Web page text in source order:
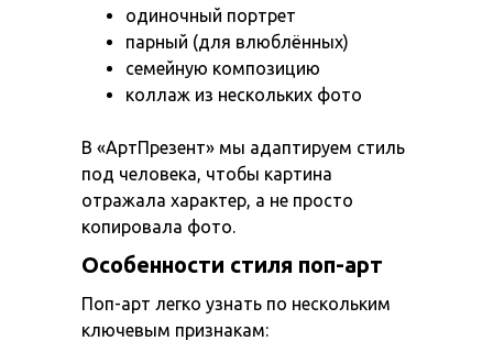
одиночный портрет
парный (для влюблённых)
семейную композицию
коллаж из нескольких фото
В «АртПрезент» мы адаптируем стиль
под человека, чтобы картина
отражала характер, а не просто
копировала фото.
Особенности стиля поп-арт
Поп-арт легко узнать по нескольким
ключевым признакам: